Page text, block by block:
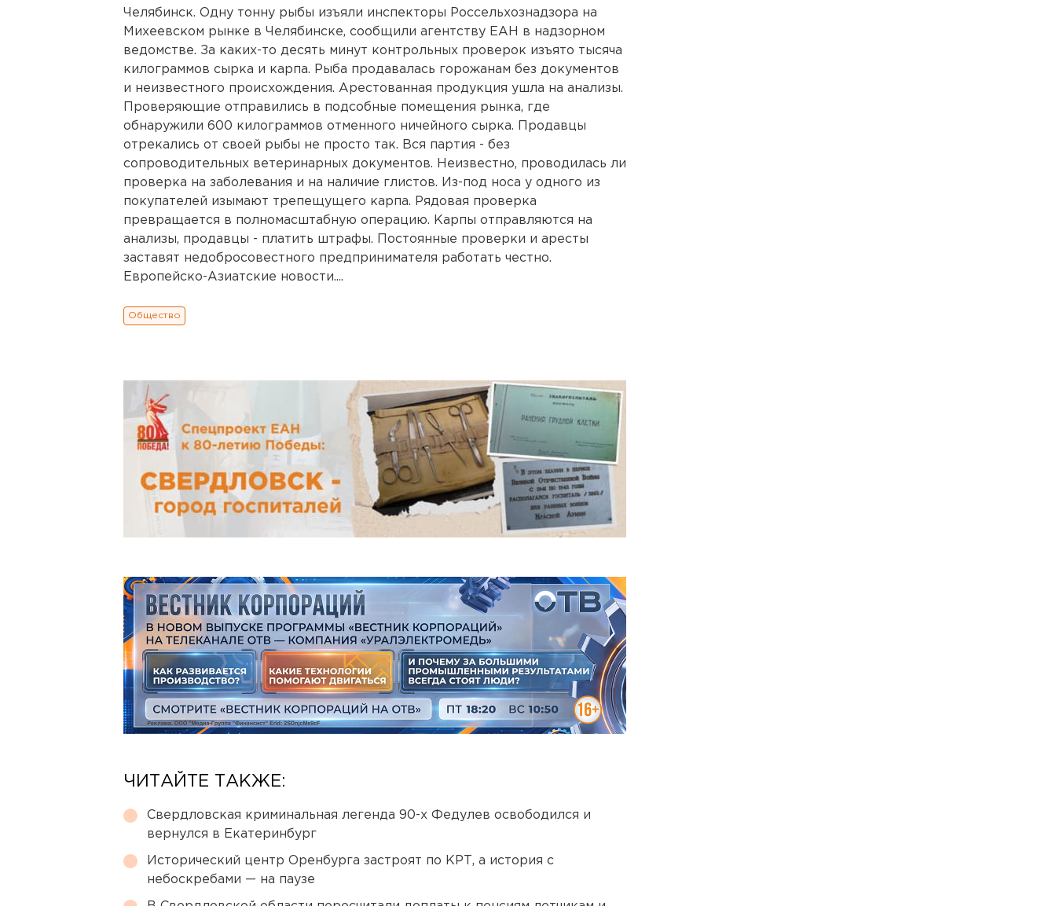
Челябинск. Одну тонну рыбы изъяли инспекторы Россельхознадзора на
Михеевском рынке в Челябинске, сообщили агентству ЕАН в надзорном
ведомстве. За каких-то десять минут контрольных проверок изъято тысяча
килограммов сырка и карпа. Рыба продавалась горожанам без документов
и неизвестного происхождения. Арестованная продукция ушла на анализы.
Проверяющие отправились в подсобные помещения рынка, где
обнаружили 600 килограммов отменного ничейного сырка. Продавцы
отрекались от своей рыбы не просто так. Вся партия - без
сопроводительных ветеринарных документов. Неизвестно, проводилась ли
проверка на заболевания и на наличие глистов. Из-под носа у одного из
покупателей изымают трепещущего карпа. Рядовая проверка
превращается в полномасштабную операцию. Карпы отправляются на
анализы, продавцы - платить штрафы. Постоянные проверки и аресты
заставят недобросовестного предпринимателя работать честно.
Европейско-Азиатские новости....
Общество
ЧИТАЙТЕ ТАКЖЕ:
Свердловская криминальная легенда 90-х Федулев освободился и
вернулся в Екатеринбург
Исторический центр Оренбурга застроят по КРТ, а история с
небоскребами — на паузе